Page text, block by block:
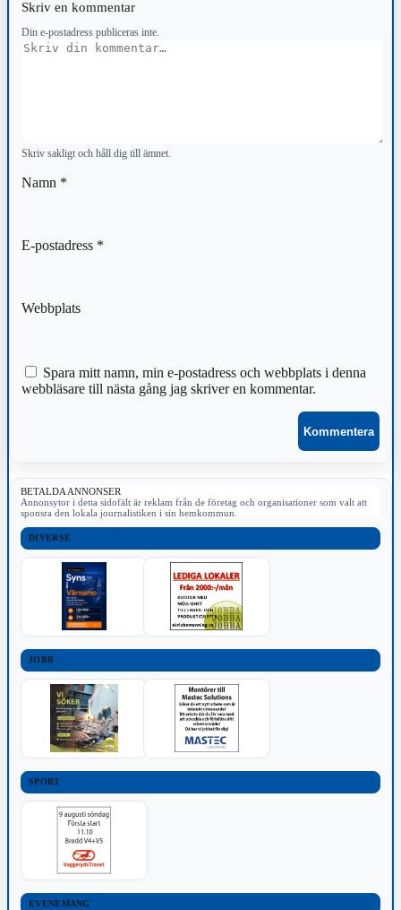
Skriv en kommentar
Din e-postadress publiceras inte.
Kommentar
Skriv sakligt och håll dig till ämnet.
Namn *
E-postadress *
Webbplats
Spara mitt namn, min e-postadress och webbplats i denna
webbläsare till nästa gång jag skriver en kommentar.
BETALDA ANNONSER
Annonsytor i detta sidofält är reklam från de företag och organisationer som valt att
sponsra den lokala journalistiken i sin hemkommun.
DIVERSE
JOBB
SPORT
EVENEMANG